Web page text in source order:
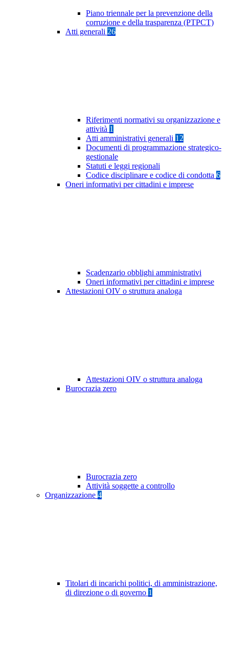
Piano triennale per la prevenzione della
corruzione e della trasparenza (PTPCT)
Atti generali 26
Riferimenti normativi su organizzazione e
attività 1
Atti amministrativi generali 12
Documenti di programmazione strategico-
gestionale
Statuti e leggi regionali
Codice disciplinare e codice di condotta 6
Oneri informativi per cittadini e imprese
Scadenzario obblighi amministrativi
Oneri informativi per cittadini e imprese
Attestazioni OIV o struttura analoga
Attestazioni OIV o struttura analoga
Burocrazia zero
Burocrazia zero
Attività soggette a controllo
Organizzazione 4
Titolari di incarichi politici, di amministrazione,
di direzione o di governo 1